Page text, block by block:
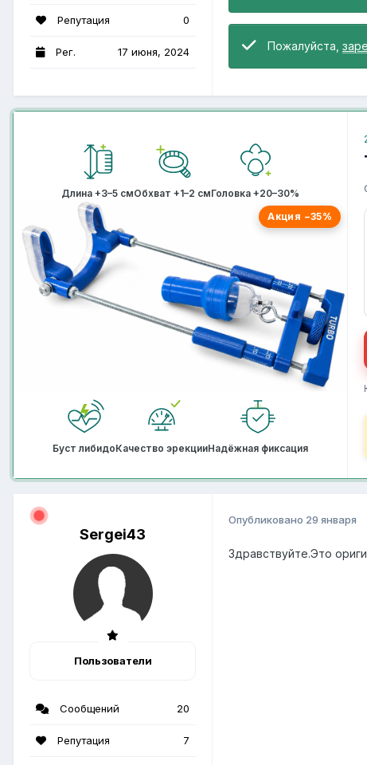
Репутация 0
Рег. 17 июня, 2024 Пожалуйста,
Длина +3–5 смОбхват +1–2 смГоловка +20–30%
Акция −35%
Буст либидоКачество эрекцииНадёжная фиксация
Sergei43
Пользователи
Сообщений 20
Репутация 7
Опубликовано 29 января
Здравствуйте.Это